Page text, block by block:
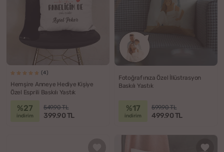
(4)
Hemşire Anneye Hediye Kişiye
Özel Esprili Baskılı Yastık
%27
indirim
549.90 TL
399.90 TL
Fotoğrafınıza Özel İllüstrasyon
Baskılı Yastık
%17
indirim
599.90 TL
499.90 TL